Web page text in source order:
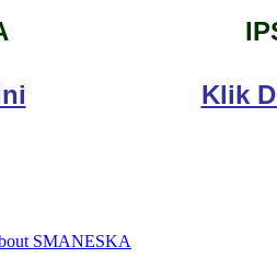
Klik
SMANESKA